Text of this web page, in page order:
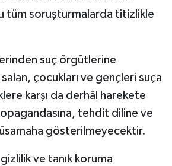
tüm soruşturmalarda titizlikle
suç örgütlerine
çocukları ve gençleri suça
karşı da derhâl harekete
tehdit diline ve
gösterilmeyecektir.
ve tanık koruma